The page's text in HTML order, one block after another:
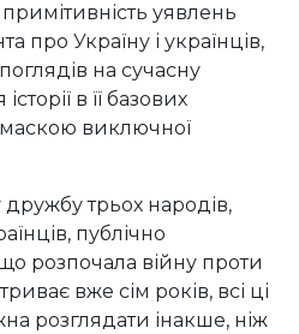
уявлень
про Україну і українців,
на сучасну
в її базових
маскою виключної
трьох народів,
публічно
розпочала війну проти
вже сім років, всі ці
розглядати інакше, ніж